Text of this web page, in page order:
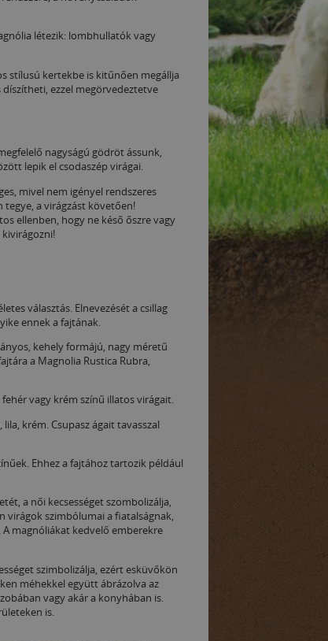
létezik: lombhullatók vagy
stílusú kertekbe is kitűnően megállja
ezzel megörvedeztetve
nagyságú gödröt ássunk,
lepik el csodaszép virágai.
mivel nem igényel rendszeres
tegye, a virágzást követően!
ellenben, hogy ne késő őszre vagy
választás. Elnevezését a csillag
ennek a fajtának.
kehely formájú, nagy méretű
a Magnolia Rustica Rubra,
vagy krém színű illatos virágait.
krém. Csupasz ágait tavasszal
Ehhez a fajtához tartozik például
a női kecsességet szombolizálja,
virágok szimbólumai a fiatalságnak,
A magnóliákat kedvelő emberekre
szimbolizálja, ezért esküvőkön
méhekkel együtt ábrázolva az
vagy akár a konyhában is.
is.